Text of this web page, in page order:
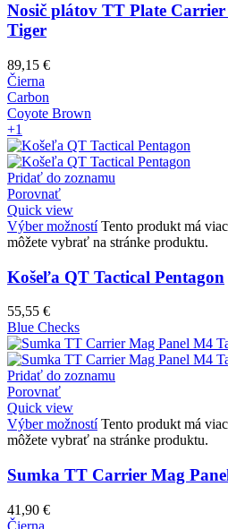
Nosič plátov TT Plate
Tiger
89,15 €
Čierna
Carbon
Coyote Brown
+1
Pridať do zoznamu
Porovnať
Quick view
Výber možností Tento produkt má
môžete vybrať na stránke produktu.
Košeľa QT Tactical Pentagon
55,55 €
Blue Checks
Pridať do zoznamu
Porovnať
Quick view
Výber možností Tento produkt má
môžete vybrať na stránke produktu.
Sumka TT Carrier Mag
41,90 €
Čierna